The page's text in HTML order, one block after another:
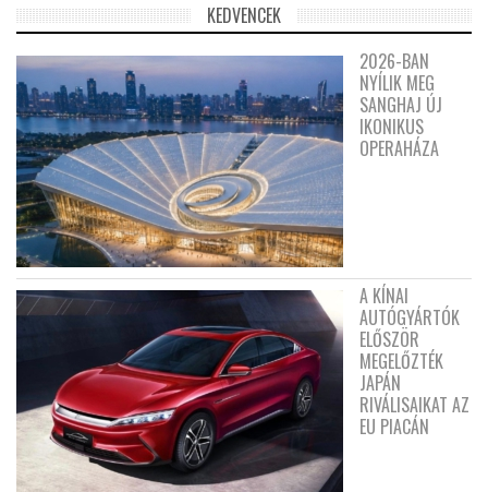
KEDVENCEK
2026-BAN
NYÍLIK MEG
SANGHAJ ÚJ
IKONIKUS
OPERAHÁZA
A KÍNAI
AUTÓGYÁRTÓK
ELŐSZÖR
MEGELŐZTÉK
JAPÁN
RIVÁLISAIKAT AZ
EU PIACÁN